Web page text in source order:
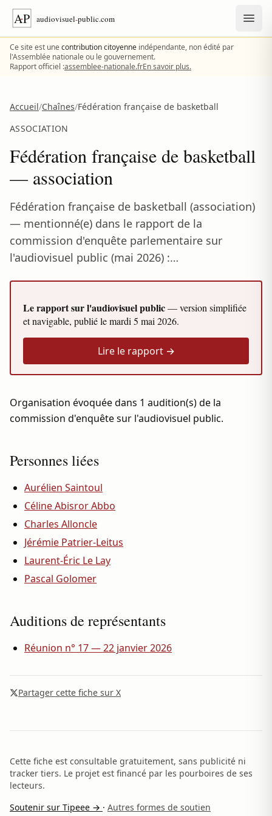
Aller au contenu
Ce site est unecontribution citoyenne indépendante, non édité par
l'Assemblée nationale ou le gouvernement.
Rapport officiel :assemblee-nationale.frEn savoir plus.
Accueil/Chaînes/Fédération française de basketball
ASSOCIATION
Fédération française de basketball
— association
Fédération française de basketball (association)
— mentionné(e) dans le rapport de la
commission d'enquête parlementaire sur
l'audiovisuel public (mai 2026) :…
Le rapport sur l'audiovisuel public— version simplifiée
et navigable, publié lemardi 5 mai 2026.
Lire le rapport →
Organisation évoquée dans 1 audition(s) de la
commission d'enquête sur l'audiovisuel public.
Personnes liées
Aurélien Saintoul
Céline Abisror Abbo
Charles Alloncle
Jérémie Patrier-Leitus
Laurent-Éric Le Lay
Pascal Golomer
Auditions de représentants
Réunion n° 17 — 22 janvier 2026
Partager cette fiche sur X
Cette fiche est consultable gratuitement, sans publicité ni
tracker tiers. Le projet est financé par les pourboires de ses
lecteurs.
Soutenir sur Tipeee → · Autres formes de soutien